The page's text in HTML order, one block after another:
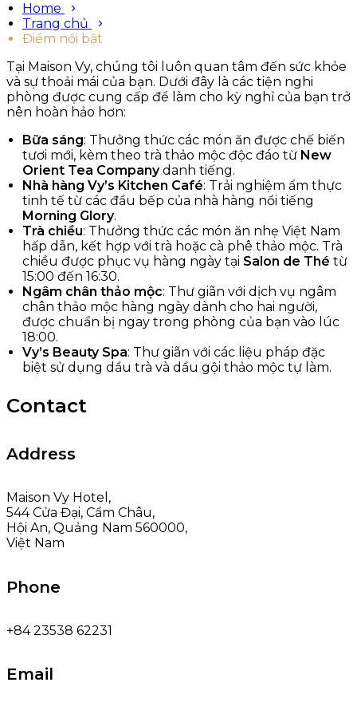
Home
Trang chủ
Điểm nổi bật
Tại Maison Vy, chúng tôi luôn quan tâm đến sức khỏe
và sự thoải mái của bạn. Dưới đây là các tiện nghi
phòng được cung cấp để làm cho kỳ nghỉ của bạn trở
nên hoàn hảo hơn:
Bữa sáng: Thưởng thức các món ăn được chế biến
tươi mới, kèm theo trà thảo mộc độc đáo từ New
Orient Tea Companydanh tiếng.
Nhà hàng Vy’s Kitchen Café: Trải nghiệm ẩm thực
tinh tế từ các đầu bếp của nhà hàng nổi tiếng
Morning Glory.
Trà chiều: Thưởng thức các món ăn nhẹ Việt Nam
hấp dẫn, kết hợp với trà hoặc cà phê thảo mộc. Trà
chiều được phục vụ hàng ngày tại Salon de Thé từ
15:00 đến 16:30.
Ngâm chân thảo mộc: Thư giãn với dịch vụ ngâm
chân thảo mộc hàng ngày dành cho hai người,
được chuẩn bị ngay trong phòng của bạn vào lúc
18:00.
Vy’s Beauty Spa: Thư giãn với các liệu pháp đặc
biệt sử dụng dầu trà và dầu gội thảo mộc tự làm.
Contact
Address
Maison Vy Hotel,
544 Cửa Đại, Cẩm Châu,
Hội An, Quảng Nam 560000,
Việt Nam
Phone
+84 23538 62231
Email